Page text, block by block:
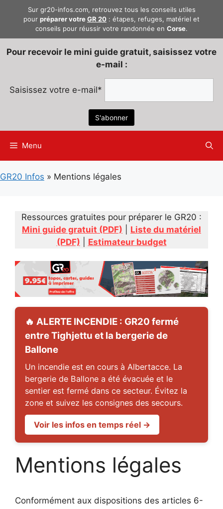
Sur gr20-infos.com, retrouvez tous les conseils utiles
pour préparer votreGR 20 : étapes, refuges, matériel et
conseils pour réussir votre randonnée en Corse.
Pour recevoir le mini guide gratuit, saisissez votre
e-mail :
Saisissez votre e-mail*
Menu
GR20 Infos » Mentions légales
Ressources gratuites pour préparer le GR20 :
Mini guide gratuit (PDF)
Liste du matériel
(PDF)
Estimateur budget
🔥 ALERTE INCENDIE : GR20 fermé
entre Tighjettu et la bergerie de
Ballone
Un incendie est en cours à Albertacce. La
bergerie de Ballone a été évacuée et le
sentier est fermé dans ce secteur. Évitez la
zone et suivez les consignes des secours.
Voir les infos en temps réel →
Mentions légales
Conformément aux dispositions des articles 6-